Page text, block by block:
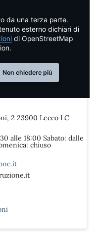
da una terza parte.
esterno dichiari di
di OpenStreetMap
Non chiedere più
2 23900 Lecco LC
alle 18:00 Sabato: dalle
chiuso